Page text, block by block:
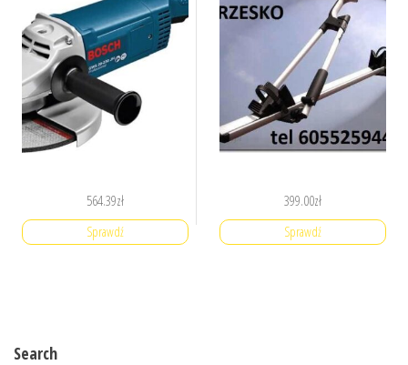
564.39zł
Sprawdź
399.00zł
Sprawdź
Search